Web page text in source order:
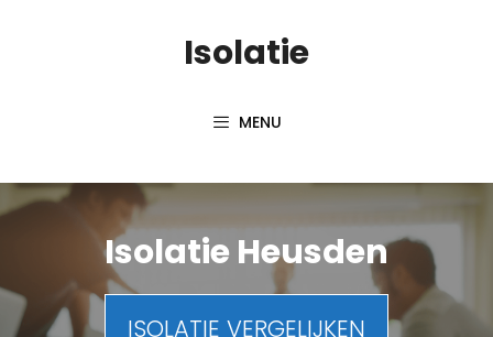
Isolatie
MENU
Isolatie Heusden
ISOLATIE VERGELIJKEN